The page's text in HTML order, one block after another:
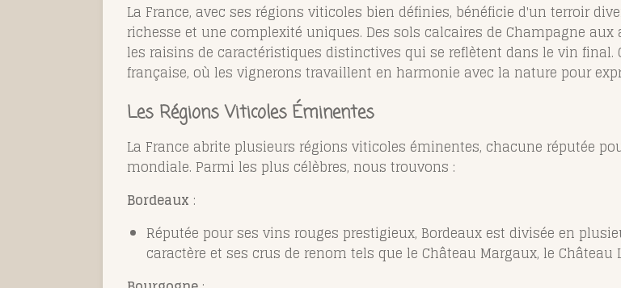
La France, avec ses régions viticoles bien définies, bénéficie d'un terroir
richesse et une complexité uniques. Des sols calcaires de Champagne
les raisins de caractéristiques distinctives qui se reflètent dans le vin
française, où les vignerons travaillent en harmonie avec la nature pour
Les Régions Viticoles Éminentes
La France abrite plusieurs régions viticoles éminentes, chacune réputée
mondiale. Parmi les plus célèbres, nous trouvons :
Bordeaux :
Réputée pour ses vins rouges prestigieux, Bordeaux est divisée en
caractère et ses crus de renom tels que le Château Margaux, le